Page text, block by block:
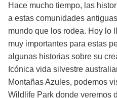
Hace mucho tiempo, las
a estas comunidades
mundo que los rodea. Hoy lo
muy importantes para estas
algunas historias sobre su
Icónica vida silvestre
Montañas Azules, podemos
Wildlife Park donde veremos